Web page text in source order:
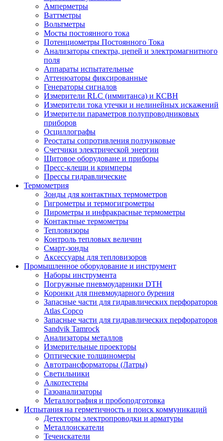
Амперметры
Ваттметры
Вольтметры
Мосты постоянного тока
Потенциометры Постоянного Тока
Анализаторы спектра, цепей и электромагнитного
поля
Аппараты испытательные
Аттенюаторы фиксированные
Генераторы сигналов
Измерители RLC (иммитанса) и КСВН
Измерители тока утечки и нелинейных искажений
Измерители параметров полупроводниковых
приборов
Осциллографы
Реостаты сопротивления ползунковые
Счетчики электрической энергии
Щитовое оборудоване и приборы
Пресс-клещи и кримперы
Прессы гидравлические
Термометрия
Зонды для контактных термометров
Гигрометры и термогигрометры
Пирометры и инфракрасные термометры
Контактные термометры
Тепловизоры
Контроль тепловых величин
Смарт-зонды
Аксессуары для тепловизоров
Промышленное оборудование и инструмент
Наборы инструмента
Погружные пневмоударники DTH
Коронки для пневмоударного бурения
Запасные части для гидравлических перфораторов
Atlas Copco
Запасные части для гидравлических перфораторов
Sandvik Tamrock
Анализаторы металлов
Измерительные проекторы
Оптические толщиномеры
Автотрансформаторы (Латры)
Светильники
Алкотестеры
Газоанализаторы
Металлография и пробоподготовка
Испытания на герметичность и поиск коммуникаций
Детекторы электропроводки и арматуры
Металлоискатели
Течеискатели